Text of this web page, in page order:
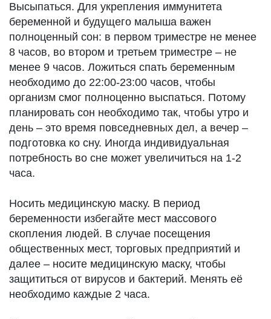
Высыпаться. Для укрепления иммунитета
беременной и будущего малыша важен
полноценный сон: в первом триместре не менее
8 часов, во втором и третьем триместре – не
менее 9 часов. Ложиться спать беременным
необходимо до 22:00-23:00 часов, чтобы
организм смог полноценно выспаться. Потому
планировать сон необходимо так, чтобы утро и
день – это время повседневных дел, а вечер –
подготовка ко сну. Иногда индивидуальная
потребность во сне может увеличиться на 1-2
часа.
Носить медицинскую маску. В период
беременности избегайте мест массового
скопления людей. В случае посещения
общественных мест, торговых предприятий и
далее – носите медицинскую маску, чтобы
защититься от вирусов и бактерий. Менять её
необходимо каждые 2 часа.